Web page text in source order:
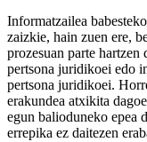
Informatzailea
zaizkie, hain zuen ere,
prozesuan parte hartzen
pertsona juridikoei edo
pertsona juridikoei.
erakundea atxikita
egun balioduneko epea
errepika ez daitezen